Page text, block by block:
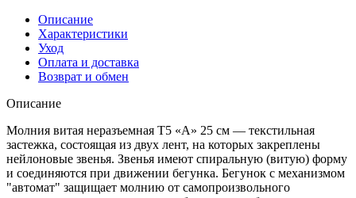
Описание
Характеристики
Уход
Оплата и доставка
Возврат и обмен
Описание
Молния витая неразъемная Т5 «А» 25 см — текстильная
застежка, состоящая из двух лент, на которых закреплены
нейлоновые звенья. Звенья имеют спиральную (витую) форму
и соединяются при движении бегунка. Бегунок с механизмом
"автомат" защищает молнию от самопроизвольного